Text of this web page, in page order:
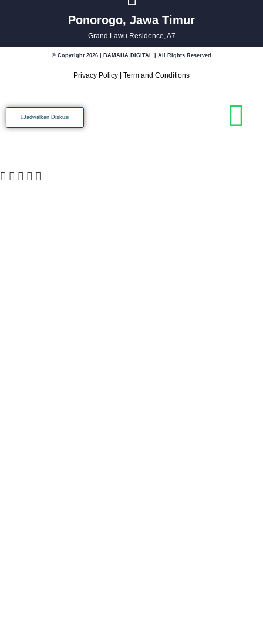
Ponorogo, Jawa Timur
Grand Lawu Residence, A7
© Copyright 2026 | BAMAHA DIGITAL | All Rights Reserved
Privacy Policy | Term and Conditions
Jadwalkan Diskusi